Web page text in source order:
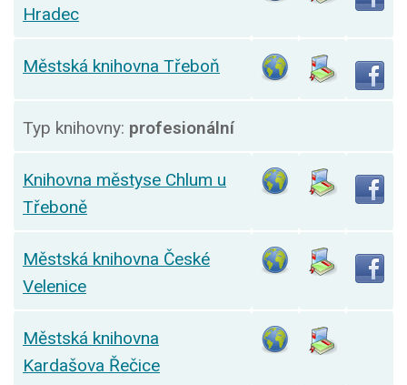
Hradec
Městská knihovna Třeboň
Typ knihovny: profesionální
Knihovna městyse Chlum u
Třeboně
Městská knihovna České
Velenice
Městská knihovna
Kardašova Řečice